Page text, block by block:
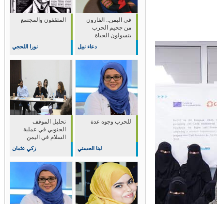
المثقفون والمجتمع
نورا اللحجي
في اليمن.. الفارون
من جحيم الحرب
يتسولون الحياة
دعاء نبيل
تحليل الموقف
الجنوبي في عملية
السلام في اليمن
زكي عثمان
للحرب وجوه عدة
لينا الحسني